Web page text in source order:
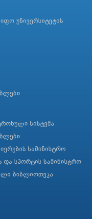
უნივერსიტეტის
სისტემა
სამინისტრო
და სპორტის სამინისტრო
ბიბლიოთეკა